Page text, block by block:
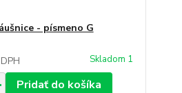
- písmeno G
Skladom 1
Pridať do košíka